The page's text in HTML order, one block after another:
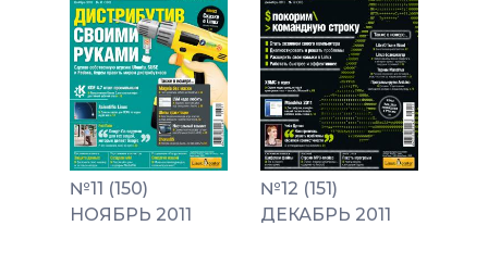
№11 (150)
НОЯБРЬ 2011
№12 (151)
ДЕКАБРЬ 2011